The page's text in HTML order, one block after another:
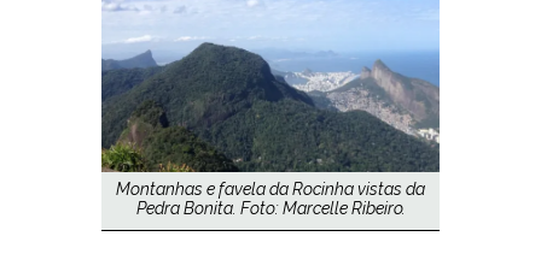
Montanhas e favela da Rocinha vistas da
Pedra Bonita. Foto: Marcelle Ribeiro.